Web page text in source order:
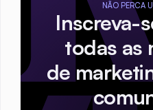
NÃO PERCA
Inscreva-
todas as
de